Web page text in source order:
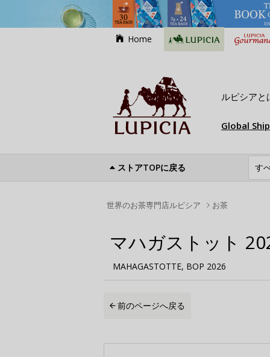
Home
ルピシアと
Global
ストアTOPに戻る
世界のお茶専門店ルピシア お茶
マハガストット
MAHAGASTOTTE, BOP 2026
前のページへ戻る